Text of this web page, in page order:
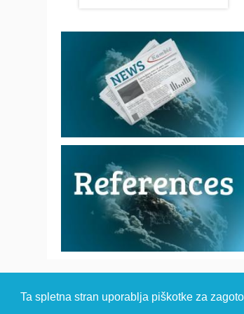
Ta spletna stran uporablja piškotke za